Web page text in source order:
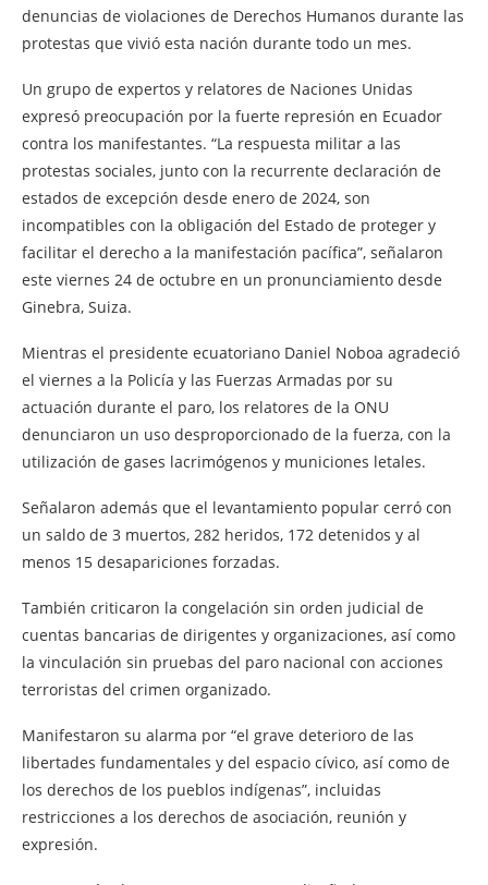
denuncias de violaciones de Derechos Humanos durante las
protestas que vivió esta nación durante todo un mes.
Un grupo de expertos y relatores de Naciones Unidas
expresó preocupación por la fuerte represión en Ecuador
contra los manifestantes. “La respuesta militar a las
protestas sociales, junto con la recurrente declaración de
estados de excepción desde enero de 2024, son
incompatibles con la obligación del Estado de proteger y
facilitar el derecho a la manifestación pacífica”, señalaron
este viernes 24 de octubre en un pronunciamiento desde
Ginebra, Suiza.
Mientras el presidente ecuatoriano Daniel Noboa agradeció
el viernes a la Policía y las Fuerzas Armadas por su
actuación durante el paro, los relatores de la ONU
denunciaron un uso desproporcionado de la fuerza, con la
utilización de gases lacrimógenos y municiones letales.
Señalaron además que el levantamiento popular cerró con
un saldo de 3 muertos, 282 heridos, 172 detenidos y al
menos 15 desapariciones forzadas.
También criticaron la congelación sin orden judicial de
cuentas bancarias de dirigentes y organizaciones, así como
la vinculación sin pruebas del paro nacional con acciones
terroristas del crimen organizado.
Manifestaron su alarma por “el grave deterioro de las
libertades fundamentales y del espacio cívico, así como de
los derechos de los pueblos indígenas”, incluidas
restricciones a los derechos de asociación, reunión y
expresión.